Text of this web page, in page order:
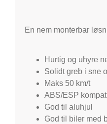
En nem monterbar
Hurtig og uhyre
Solidt greb i sne
Maks 50 km/t
ABS/ESP
God til aluhjul
God til biler med